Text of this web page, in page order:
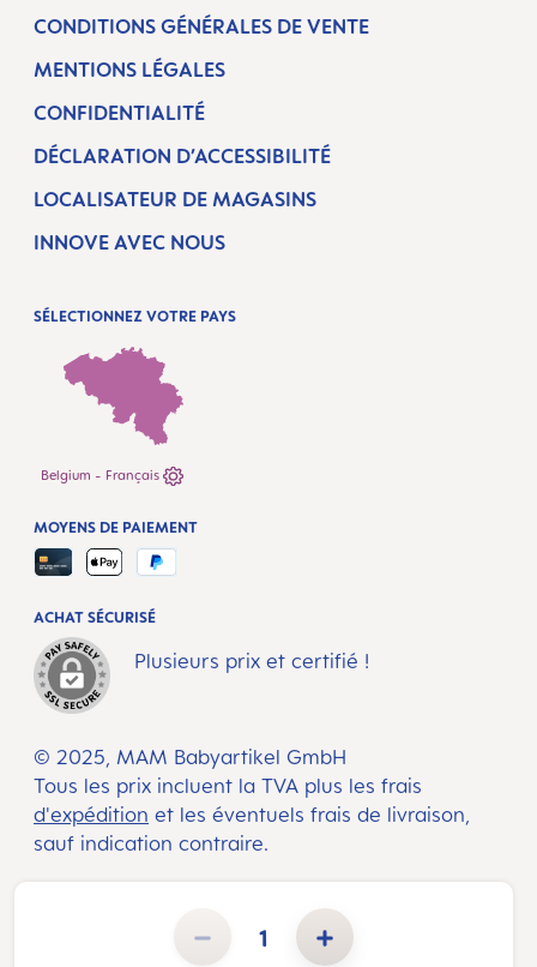
Quantité de produit : Entrez la quantité souhaitée ou utilisez les boutons pour augmenter ou diminuer la
CONDITIONS GÉNÉRALES DE VENTE
MENTIONS LÉGALES
CONFIDENTIALITÉ
DÉCLARATION D’ACCESSIBILITÉ
LOCALISATEUR DE MAGASINS
INNOVE AVEC NOUS
SÉLECTIONNEZ VOTRE PAYS
Belgium - Français
© 2025, MAM Babyartikel GmbH
Tous les prix incluent la TVA plus les frais
d'expédition et les éventuels frais de livraison,
sauf indication contraire.
ACHAT SÉCURISÉ
Plusieurs prix et certifié !
MOYENS DE PAIEMENT